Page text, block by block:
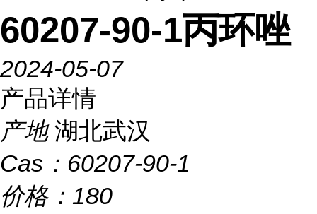
60207-90-1丙环唑
2024-05-07
产品详情
产地 湖北武汉
Cas： 60207-90-1
价格： 180